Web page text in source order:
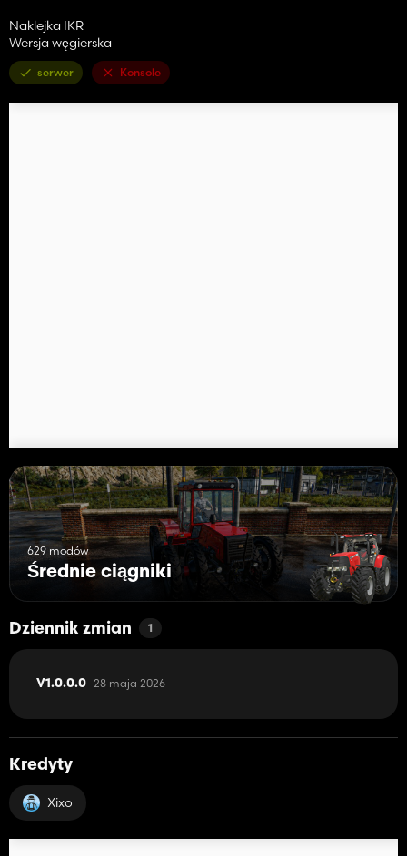
Naklejka IKR
Wersja węgierska
serwer Konsole
629 modów
Średnie ciągniki
Dziennik zmian 1
V1.0.0.0 28 maja 2026
Kredyty
Xixo